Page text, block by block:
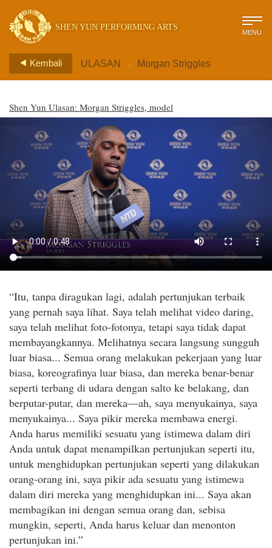
SHEN YUN PERFORMING ARTS MENU
Kembali ULASAN > Morgan Striggles
Shen Yun Ulasan: Morgan Striggles, model
“Itu, tanpa diragukan lagi, adalah pertunjukan terbaik
yang pernah saya lihat. Saya telah melihat video daring,
saya telah melihat foto-fotonya, tetapi saya tidak dapat
membayangkannya. Melihatnya secara langsung sungguh
luar biasa... Semua orang melakukan pekerjaan yang luar
biasa, koreografinya luar biasa, dan mereka benar-benar
seperti terbang di udara dengan salto ke belakang, dan
berputar-putar, dan mereka—ah, saya menyukainya, saya
menyukainya... Saya pikir mereka membawa energi.
Anda harus memiliki sesuatu yang istimewa dalam diri
Anda untuk dapat menampilkan pertunjukan seperti itu,
untuk menghidupkan pertunjukan seperti yang dilakukan
orang-orang ini, saya pikir ada sesuatu yang istimewa
dalam diri mereka yang menghidupkan ini... Saya akan
membagikan ini dengan semua orang dan, sebisa
mungkin, seperti, Anda harus keluar dan menonton
pertunjukan ini.”